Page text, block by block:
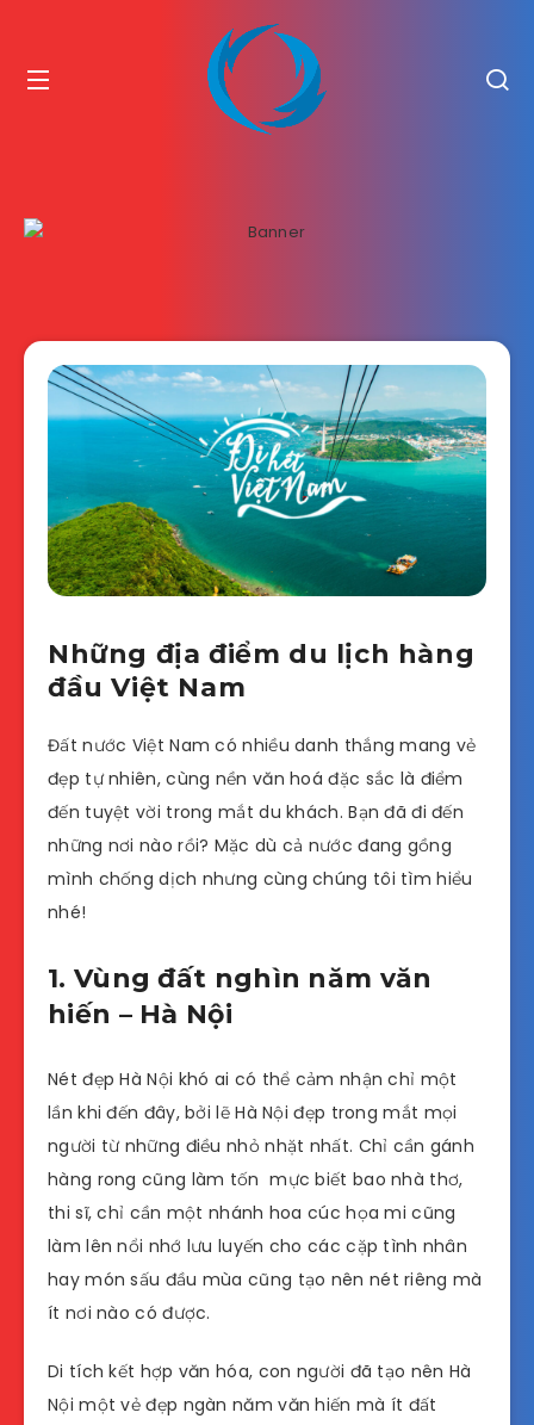
Những địa điểm du lịch hàng
đầu Việt Nam
Đất nước Việt Nam có nhiều danh thắng mang vẻ
đẹp tự nhiên, cùng nền văn hoá đặc sắc là điểm
đến tuyệt vời trong mắt du khách. Bạn đã đi đến
những nơi nào rồi? Mặc dù cả nước đang gồng
mình chống dịch nhưng cùng chúng tôi tìm hiểu
nhé!
1. Vùng đất nghìn năm văn
hiến – Hà Nội
Nét đẹp Hà Nội khó ai có thể cảm nhận chỉ một
lần khi đến đây, bởi lẽ Hà Nội đẹp trong mắt mọi
người từ những điều nhỏ nhặt nhất. Chỉ cần gánh
hàng rong cũng làm tốn mực biết bao nhà thơ,
thi sĩ, chỉ cần một nhánh hoa cúc họa mi cũng
làm lên nổi nhớ lưu luyến cho các cặp tình nhân
hay món sấu đầu mùa cũng tạo nên nét riêng mà
ít nơi nào có được.
Di tích kết hợp văn hóa, con người đã tạo nên Hà
Nội một vẻ đẹp ngàn năm văn hiến mà ít đất